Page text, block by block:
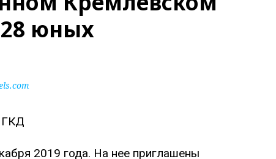
юных
2019 года. На нее приглашены